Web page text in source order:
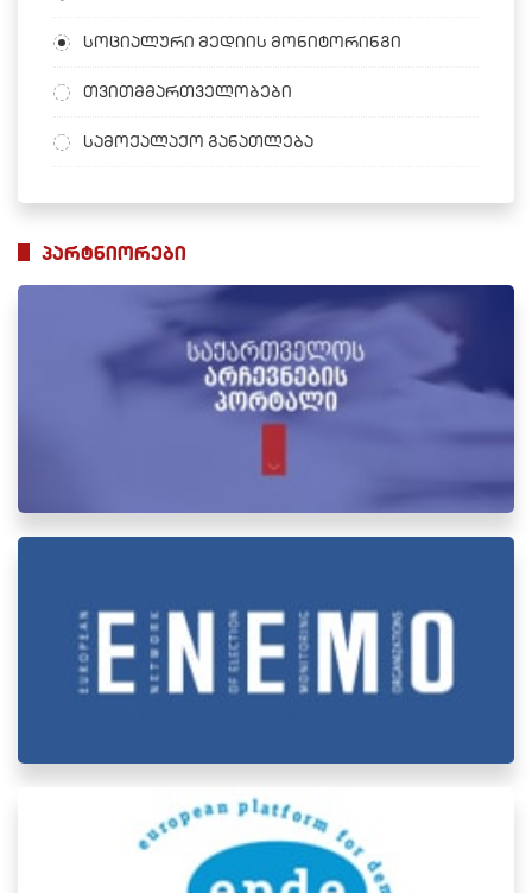
სოციალური მედიის მონიტორინგი
თვითმმართველობები
სამოქალაქო განათლება
პარტნიორები